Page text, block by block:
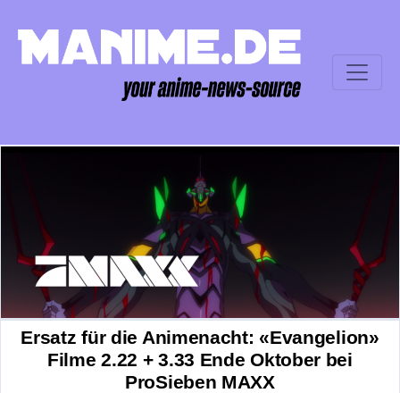
Ersatz für die Animenacht: «Evangelion»
Filme 2.22 + 3.33 Ende Oktober bei
ProSieben MAXX